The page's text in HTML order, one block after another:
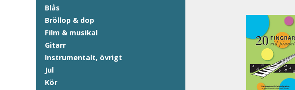
Blås
Bröllop & dop
Film & musikal
Gitarr
Instrumentalt, övrigt
Jul
Kör